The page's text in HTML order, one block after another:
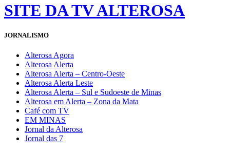
SITE DA TV ALTEROSA
JORNALISMO
Alterosa Agora
Alterosa Alerta
Alterosa Alerta – Centro-Oeste
Alterosa Alerta Leste
Alterosa Alerta – Sul e Sudoeste de Minas
Alterosa em Alerta – Zona da Mata
Café com TV
EM MINAS
Jornal da Alterosa
Jornal das 7